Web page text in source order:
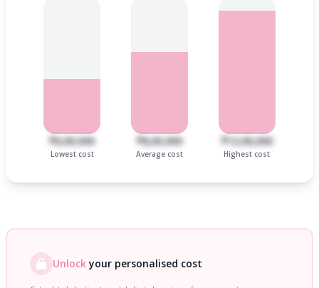
₹6,00,000
Lowest cost
₹8,00,000
Average cost
₹12,00,000
Highest cost
Unlockyour personalised cost